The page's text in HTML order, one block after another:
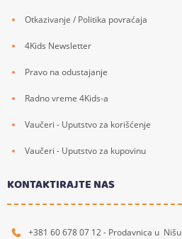
Otkazivanje / Politika povraćaja
4Kids Newsletter
Pravo na odustajanje
Radno vreme 4Kids-a
Vaučeri - Uputstvo za korišćenje
Vaučeri - Uputstvo za kupovinu
KONTAKTIRAJTE NAS
+381 60 678 07 12 - Prodavnica u Nišu